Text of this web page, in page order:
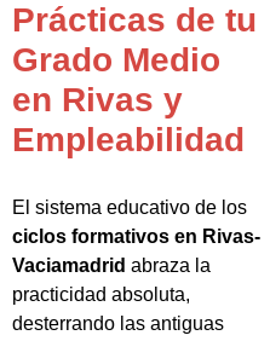
Prácticas de tu
Grado Medio
en Rivas y
Empleabilidad
El sistema educativo de los
ciclos formativos en Rivas-
Vaciamadrid abraza la
practicidad absoluta,
desterrando las antiguas